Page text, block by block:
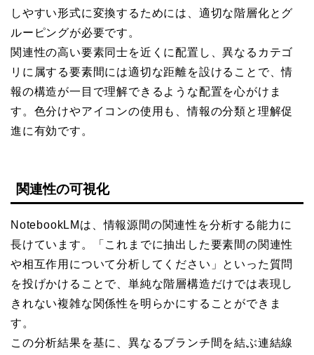
しやすい形式に変換するためには、適切な階層化とグ
ルーピングが必要です。
関連性の高い要素同士を近くに配置し、異なるカテゴ
リに属する要素間には適切な距離を設けることで、情
報の構造が一目で理解できるような配置を心がけま
す。色分けやアイコンの使用も、情報の分類と理解促
進に有効です。
関連性の可視化
NotebookLMは、情報源間の関連性を分析する能力に
長けています。「これまでに抽出した要素間の関連性
や相互作用について分析してください」といった質問
を投げかけることで、単純な階層構造だけでは表現し
きれない複雑な関係性を明らかにすることができま
す。
この分析結果を基に、異なるブランチ間を結ぶ連結線